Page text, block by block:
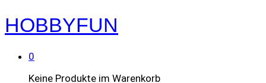
HOBBYFUN
0
Keine Produkte im Warenkorb